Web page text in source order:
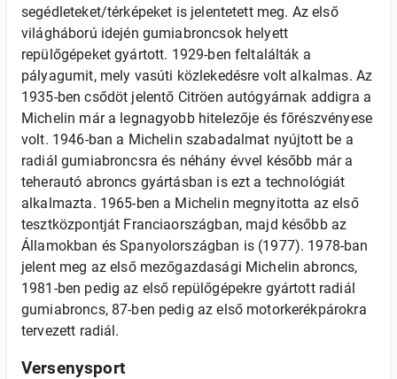
segédleteket/térképeket is jelentetett meg. Az első
világháború idején gumiabroncsok helyett
repülőgépeket gyártott. 1929-ben feltalálták a
pályagumit, mely vasúti közlekedésre volt alkalmas. Az
1935-ben csődöt jelentő Citröen autógyárnak addigra a
Michelin már a legnagyobb hitelezője és főrészvényese
volt. 1946-ban a Michelin szabadalmat nyújtott be a
radiál gumiabroncsra és néhány évvel később már a
teherautó abroncs gyártásban is ezt a technológiát
alkalmazta. 1965-ben a Michelin megnyitotta az első
tesztközpontját Franciaországban, majd később az
Államokban és Spanyolországban is (1977). 1978-ban
jelent meg az első mezőgazdasági Michelin abroncs,
1981-ben pedig az első repülőgépekre gyártott radiál
gumiabroncs, 87-ben pedig az első motorkerékpárokra
tervezett radiál.
Versenysport